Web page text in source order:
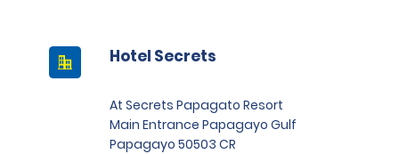
Hotel Secrets
At Secrets Papagato Resort
Main Entrance Papagayo Gulf
Papagayo 50503 CR